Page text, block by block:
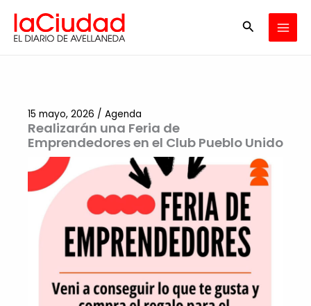
contenido
Buscar
Realizarán una Feria de
Emprendedores en el Club Pueblo Unido
15 mayo, 2026 / Agenda